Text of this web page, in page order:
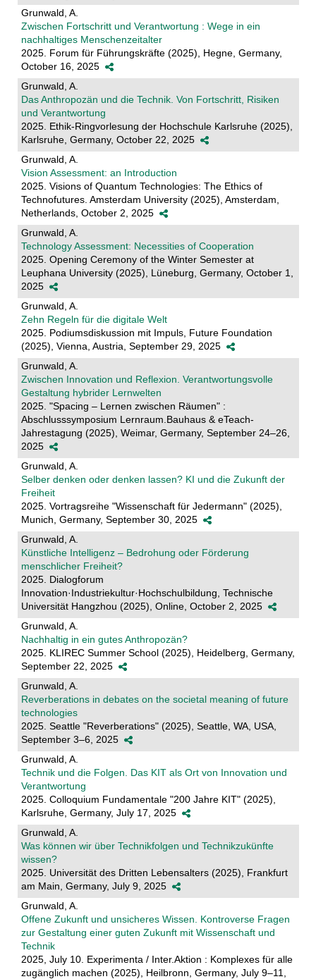
Grunwald, A.
Zwischen Fortschritt und Verantwortung : Wege in ein
nachhaltiges Menschenzeitalter
2025. Forum für Führungskräfte (2025), Hegne, Germany,
October 16, 2025
Grunwald, A.
Das Anthropozän und die Technik. Von Fortschritt, Risiken
und Verantwortung
2025. Ethik-Ringvorlesung der Hochschule Karlsruhe (2025),
Karlsruhe, Germany, October 22, 2025
Grunwald, A.
Vision Assessment: an Introduction
2025. Visions of Quantum Technologies: The Ethics of
Technofutures. Amsterdam University (2025), Amsterdam,
Netherlands, October 2, 2025
Grunwald, A.
Technology Assessment: Necessities of Cooperation
2025. Opening Ceremony of the Winter Semester at
Leuphana University (2025), Lüneburg, Germany, October 1,
2025
Grunwald, A.
Zehn Regeln für die digitale Welt
2025. Podiumsdiskussion mit Impuls, Future Foundation
(2025), Vienna, Austria, September 29, 2025
Grunwald, A.
Zwischen Innovation und Reflexion. Verantwortungsvolle
Gestaltung hybrider Lernwelten
2025. "Spacing – Lernen zwischen Räumen" :
Abschlusssymposium Lernraum.Bauhaus & eTeach-
Jahrestagung (2025), Weimar, Germany, September 24–26,
2025
Grunwald, A.
Selber denken oder denken lassen? KI und die Zukunft der
Freiheit
2025. Vortragsreihe "Wissenschaft für Jedermann" (2025),
Munich, Germany, September 30, 2025
Grunwald, A.
Künstliche Intelligenz – Bedrohung oder Förderung
menschlicher Freiheit?
2025. Dialogforum
Innovation·Industriekultur·Hochschulbildung, Technische
Universität Hangzhou (2025), Online, October 2, 2025
Grunwald, A.
Nachhaltig in ein gutes Anthropozän?
2025. KLIREC Summer School (2025), Heidelberg, Germany,
September 22, 2025
Grunwald, A.
Reverberations in debates on the societal meaning of future
technologies
2025. Seattle "Reverberations" (2025), Seattle, WA, USA,
September 3–6, 2025
Grunwald, A.
Technik und die Folgen. Das KIT als Ort von Innovation und
Verantwortung
2025. Colloquium Fundamentale "200 Jahre KIT" (2025),
Karlsruhe, Germany, July 17, 2025
Grunwald, A.
Was können wir über Technikfolgen und Technikzukünfte
wissen?
2025. Universität des Dritten Lebensalters (2025), Frankfurt
am Main, Germany, July 9, 2025
Grunwald, A.
Offene Zukunft und unsicheres Wissen. Kontroverse Fragen
zur Gestaltung einer guten Zukunft mit Wissenschaft und
Technik
2025, July 10. Experimenta / Inter.Aktion : Komplexes für alle
zugänglich machen (2025), Heilbronn, Germany, July 9–11,